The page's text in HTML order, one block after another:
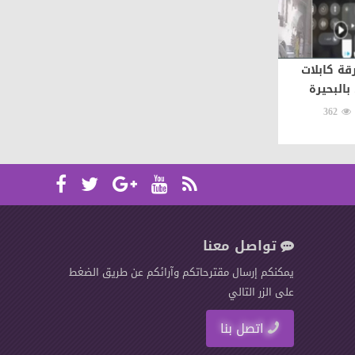
كابلات
362
تواصل معنا
يمكنكم إرسال مقترحاتكم وآرائكم عن طريق الضغط
على الزر التالي
اتصل بنا